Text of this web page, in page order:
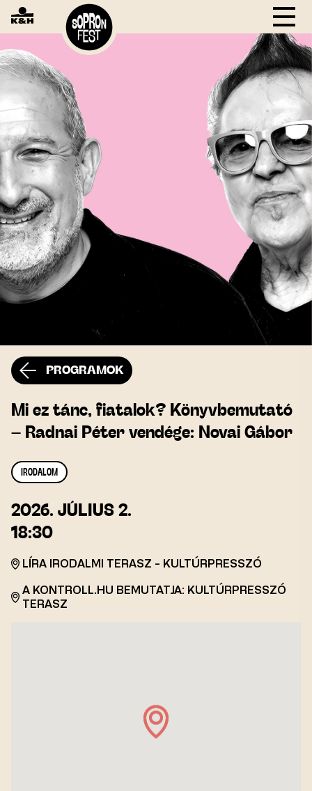
PROGRAMOK
Mi ez tánc, fiatalok? Könyvbemutató
– Radnai Péter vendége: Novai Gábor
IRODALOM
2026. JÚLIUS 2.
18:30
LÍRA IRODALMI TERASZ - KULTÚRPRESSZÓ
A KONTROLL.HU BEMUTATJA: KULTÚRPRESSZÓ
TERASZ